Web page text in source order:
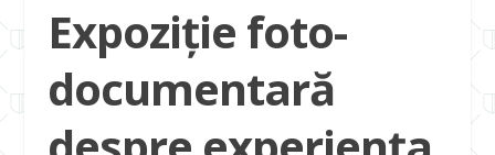
Expoziție foto-
documentară